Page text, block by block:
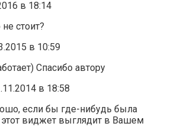
в 18:14
стоит?
в 10:59
Спасибо автору
в 18:58
если бы где-нибудь была
этот виджет выглядит в Вашем